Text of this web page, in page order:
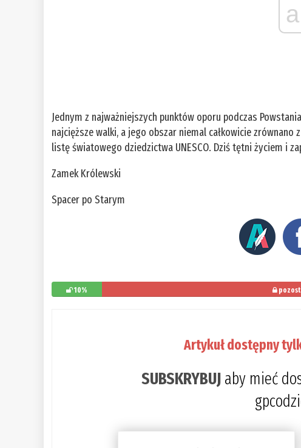
Jednym z najważniejszych punktów oporu podczas
najcięższe walki, a jego obszar niemal całkowicie
listę światowego dziedzictwa UNESCO. Dziś tętni życiem i
Zamek Królewski
Spacer po Starym
10%
Artykuł dostępny
SUBSKRYBUJaby mieć